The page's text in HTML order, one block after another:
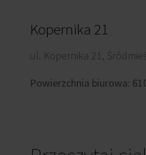
Kopernika 21
ul. Kopernika 21,
Powierzchnia biurowa: